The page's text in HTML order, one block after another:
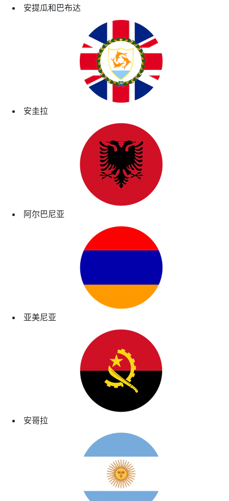
安提瓜和巴布达
安圭拉
阿尔巴尼亚
亚美尼亚
安哥拉